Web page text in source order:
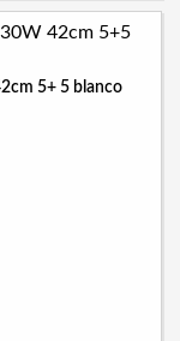
5+ 5 blanco